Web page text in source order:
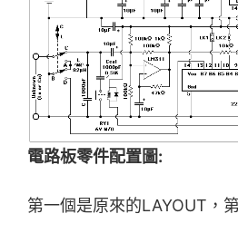
電路板零件配置圖:
第一個是原來的LAYOUT，